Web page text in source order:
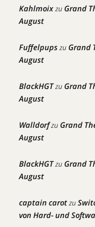
KahlmoixzuGrand
August
FuffelpupszuGrand
August
BlackHGTzuGrand
August
WalldorfzuGrand
August
BlackHGTzuGrand
August
captain carotzu
von Hard- und